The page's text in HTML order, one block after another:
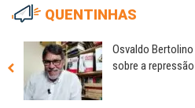
QUENTINHAS
Osvaldo
sobre a